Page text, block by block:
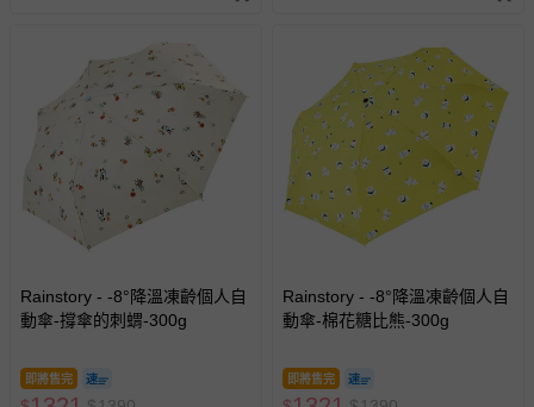
Rainstory - -8°降溫凍齡個人自
動傘-撐傘的刺蝟-300g
即將售完
Rainstory - -8°降溫凍齡個人自
動傘-棉花糖比熊-300g
即將售完